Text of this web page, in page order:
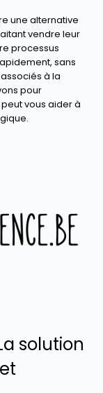
une alternative
vendre leur
processus
sans
à la
pour
vous aider à
solution